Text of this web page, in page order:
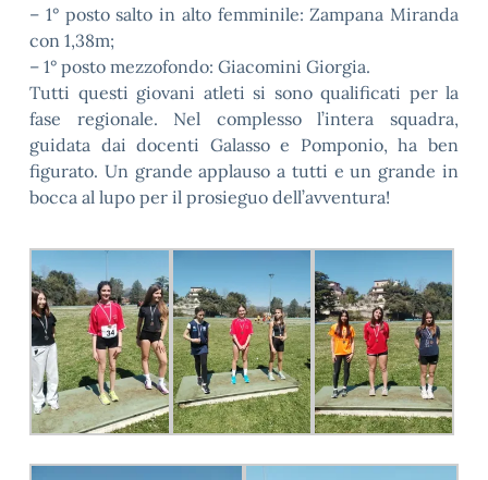
– 1° posto salto in alto femminile: Zampana Miranda
con 1,38m;
– 1° posto mezzofondo: Giacomini Giorgia.
Tutti questi giovani atleti si sono qualificati per la
fase regionale. Nel complesso l’intera squadra,
guidata dai docenti Galasso e Pomponio, ha ben
figurato. Un grande applauso a tutti e un grande in
bocca al lupo per il prosieguo dell’avventura!